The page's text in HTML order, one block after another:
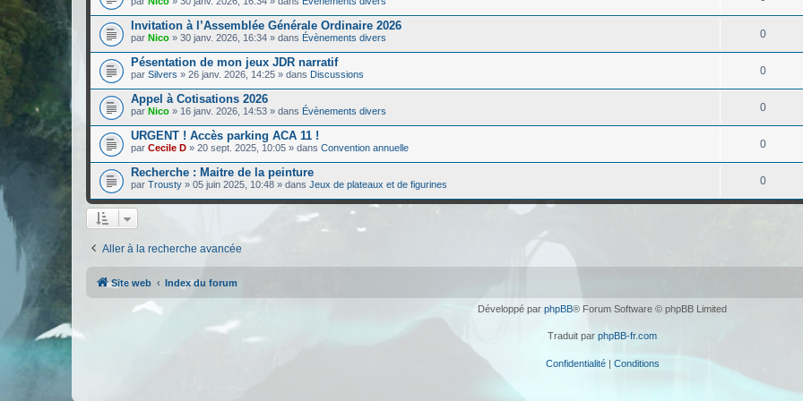
Invitation à l’Assemblée Générale Ordinaire 2026
par Nico » 30 janv. 2026, 16:34 » dans Évènements divers 0
Pésentation de mon jeux JDR narratif
par Silvers » 26 janv. 2026, 14:25 » dans Discussions 0
Appel à Cotisations 2026
par Nico » 16 janv. 2026, 14:53 » dans Évènements divers 0
URGENT ! Accès parking ACA 11 !
par Cecile D » 20 sept. 2025, 10:05 » dans Convention annuelle 0
Recherche : Maitre de la peinture
par Trousty » 05 juin 2025, 10:48 » dans Jeux de plateaux et de figurines 0
Aller à la recherche avancée
Site web Index du forum
Développé par phpBB® Forum Software © phpBB Limited
Traduit par phpBB-fr.com
Confidentialité| Conditions